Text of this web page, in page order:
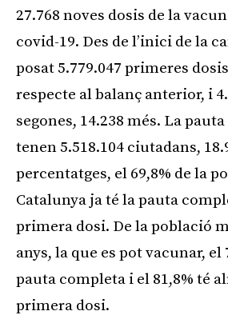
27.768 noves dosis de la
covid-19. Des de l’inici de la
posat 5.779.047 primeres
respecte al balanç anterior, i
segones, 14.238 més. La
tenen 5.518.104 ciutadans,
percentatges, el 69,8% de la
Catalunya ja té la pauta
primera dosi. De la població
anys, la que es pot vacunar, el
pauta completa i el 81,8% té
primera dosi.